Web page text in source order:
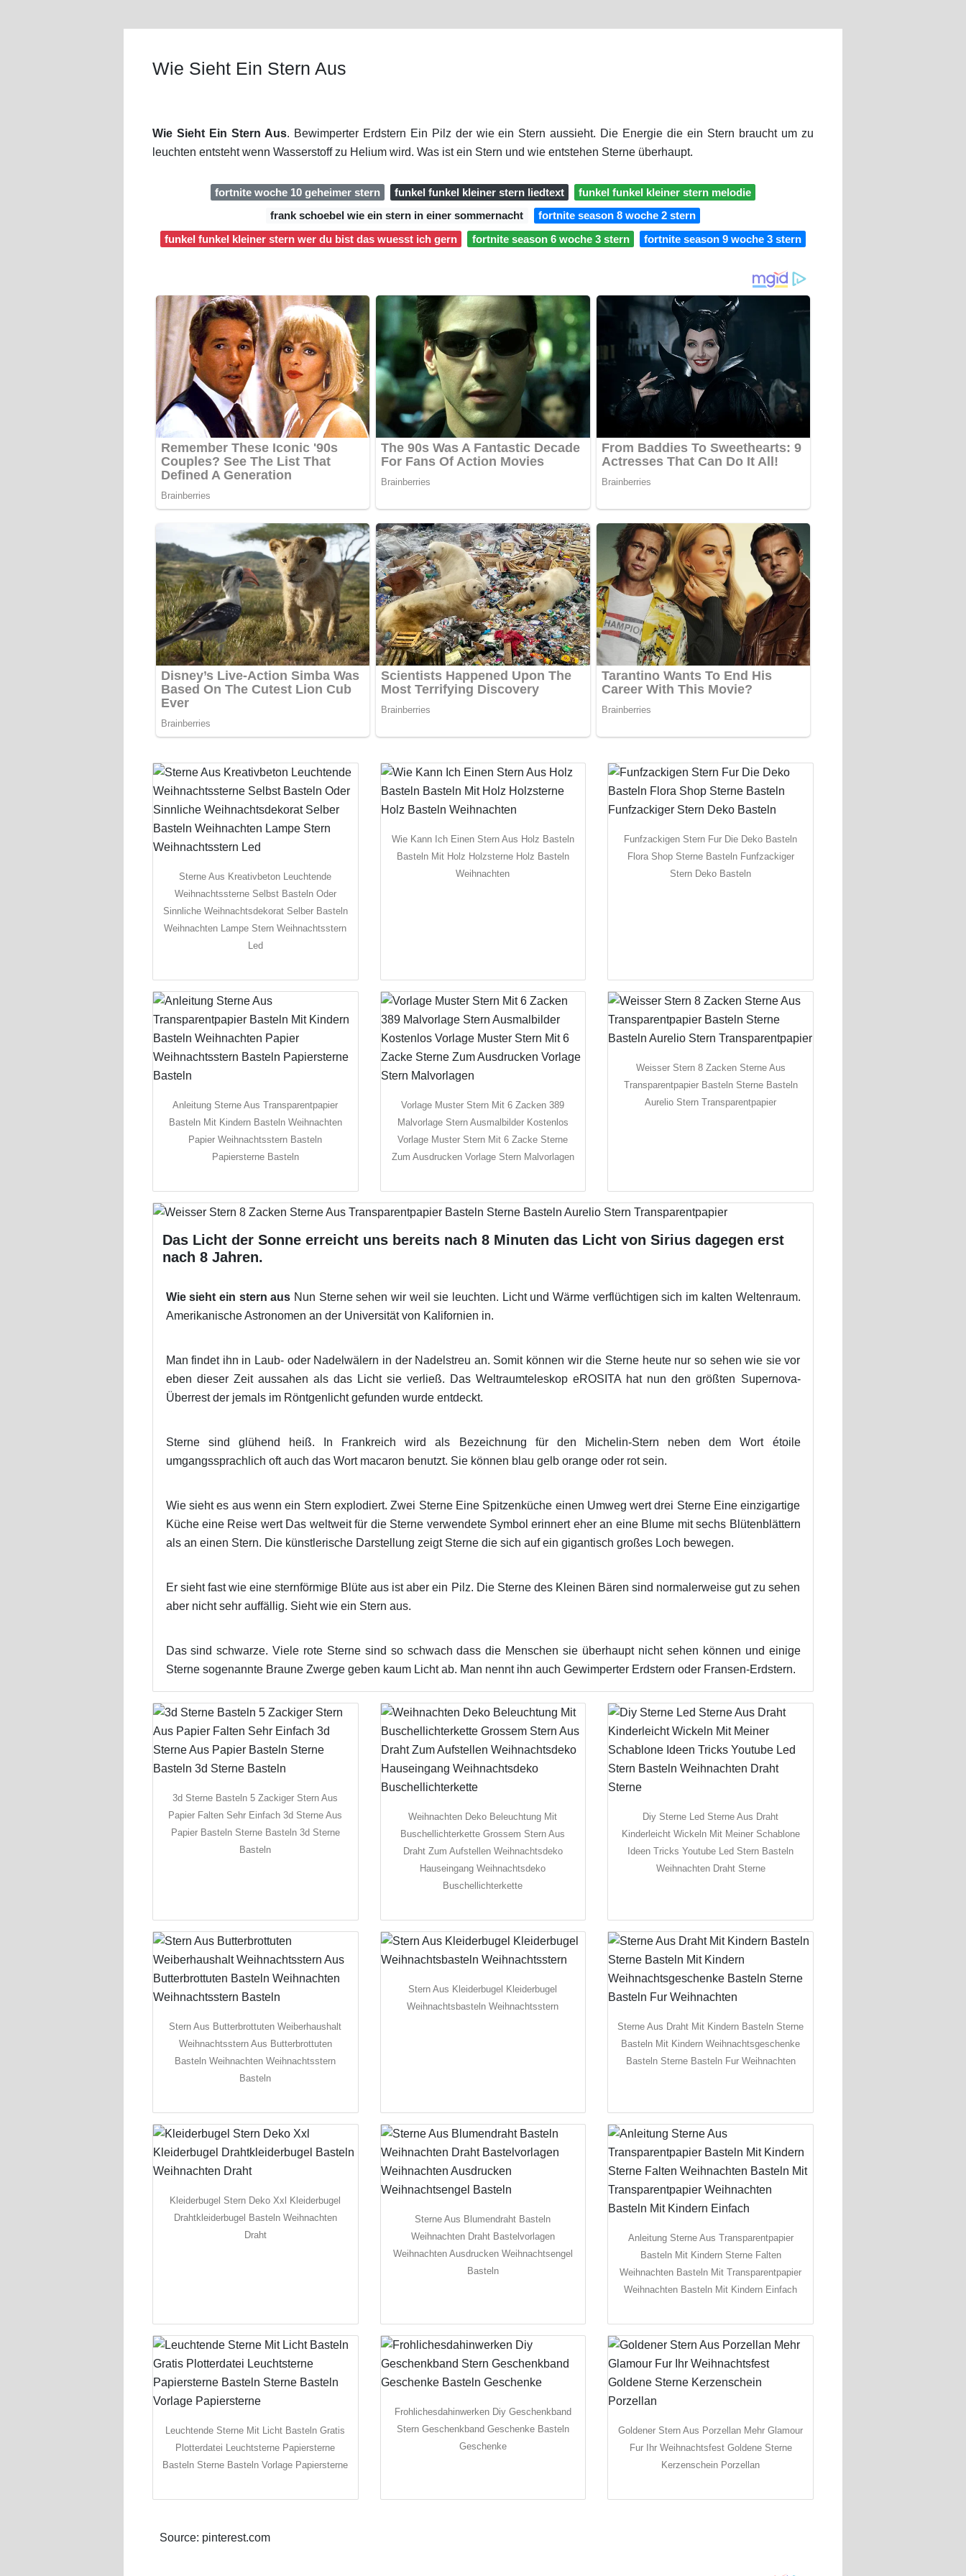
Wie Sieht Ein Stern Aus
Wie Sieht Ein Stern Aus. Bewimperter Erdstern Ein Pilz der wie ein Stern aussieht. Die Energie die ein Stern braucht um zu
leuchten entsteht wenn Wasserstoff zu Helium wird. Was ist ein Stern und wie entstehen Sterne überhaupt.
fortnite woche 10 geheimer stern funkel funkel kleiner stern liedtext
funkel funkel kleiner stern melodie
frank schoebel wie ein stern in einer sommernacht
fortnite season 8 woche 2 stern
funkel funkel kleiner stern wer du bist das wuesst ich gern
fortnite season 6 woche 3 stern fortnite season 9 woche 3 stern
Sterne Aus Kreativbeton Leuchtende
Weihnachtssterne Selbst Basteln Oder
Sinnliche Weihnachtsdekorat Selber Basteln
Weihnachten Lampe Stern Weihnachtsstern
Led
Wie Kann Ich Einen Stern Aus Holz Basteln
Basteln Mit Holz Holzsterne Holz Basteln
Weihnachten
Funfzackigen Stern Fur Die Deko Basteln
Flora Shop Sterne Basteln Funfzackiger
Stern Deko Basteln
Anleitung Sterne Aus Transparentpapier
Basteln Mit Kindern Basteln Weihnachten
Papier Weihnachtsstern Basteln
Papiersterne Basteln
Vorlage Muster Stern Mit 6 Zacken 389
Malvorlage Stern Ausmalbilder Kostenlos
Vorlage Muster Stern Mit 6 Zacke Sterne
Zum Ausdrucken Vorlage Stern Malvorlagen
Weisser Stern 8 Zacken Sterne Aus
Transparentpapier Basteln Sterne Basteln
Aurelio Stern Transparentpapier
Das Licht der Sonne erreicht uns bereits nach 8 Minuten das Licht von Sirius dagegen erst
nach 8 Jahren.
Wie sieht ein stern aus Nun Sterne sehen wir weil sie leuchten. Licht und Wärme verflüchtigen sich im kalten Weltenraum.
Amerikanische Astronomen an der Universität von Kalifornien in.
Man findet ihn in Laub- oder Nadelwälern in der Nadelstreu an. Somit können wir die Sterne heute nur so sehen wie sie vor
eben dieser Zeit aussahen als das Licht sie verließ. Das Weltraumteleskop eROSITA hat nun den größten Supernova-
Überrest der jemals im Röntgenlicht gefunden wurde entdeckt.
Sterne sind glühend heiß. In Frankreich wird als Bezeichnung für den Michelin-Stern neben dem Wort étoile
umgangssprachlich oft auch das Wort macaron benutzt. Sie können blau gelb orange oder rot sein.
Wie sieht es aus wenn ein Stern explodiert. Zwei Sterne Eine Spitzenküche einen Umweg wert drei Sterne Eine einzigartige
Küche eine Reise wert Das weltweit für die Sterne verwendete Symbol erinnert eher an eine Blume mit sechs Blütenblättern
als an einen Stern. Die künstlerische Darstellung zeigt Sterne die sich auf ein gigantisch großes Loch bewegen.
Er sieht fast wie eine sternförmige Blüte aus ist aber ein Pilz. Die Sterne des Kleinen Bären sind normalerweise gut zu sehen
aber nicht sehr auffällig. Sieht wie ein Stern aus.
Das sind schwarze. Viele rote Sterne sind so schwach dass die Menschen sie überhaupt nicht sehen können und einige
Sterne sogenannte Braune Zwerge geben kaum Licht ab. Man nennt ihn auch Gewimperter Erdstern oder Fransen-Erdstern.
3d Sterne Basteln 5 Zackiger Stern Aus
Papier Falten Sehr Einfach 3d Sterne Aus
Papier Basteln Sterne Basteln 3d Sterne
Basteln
Weihnachten Deko Beleuchtung Mit
Buschellichterkette Grossem Stern Aus
Draht Zum Aufstellen Weihnachtsdeko
Hauseingang Weihnachtsdeko
Buschellichterkette
Diy Sterne Led Sterne Aus Draht
Kinderleicht Wickeln Mit Meiner Schablone
Ideen Tricks Youtube Led Stern Basteln
Weihnachten Draht Sterne
Stern Aus Butterbrottuten Weiberhaushalt
Weihnachtsstern Aus Butterbrottuten
Basteln Weihnachten Weihnachtsstern
Basteln
Stern Aus Kleiderbugel Kleiderbugel
Weihnachtsbasteln Weihnachtsstern
Sterne Aus Draht Mit Kindern Basteln Sterne
Basteln Mit Kindern Weihnachtsgeschenke
Basteln Sterne Basteln Fur Weihnachten
Kleiderbugel Stern Deko Xxl Kleiderbugel
Drahtkleiderbugel Basteln Weihnachten
Draht
Sterne Aus Blumendraht Basteln
Weihnachten Draht Bastelvorlagen
Weihnachten Ausdrucken Weihnachtsengel
Basteln
Anleitung Sterne Aus Transparentpapier
Basteln Mit Kindern Sterne Falten
Weihnachten Basteln Mit Transparentpapier
Weihnachten Basteln Mit Kindern Einfach
Leuchtende Sterne Mit Licht Basteln Gratis
Plotterdatei Leuchtsterne Papiersterne
Basteln Sterne Basteln Vorlage Papiersterne
Frohlichesdahinwerken Diy Geschenkband
Stern Geschenkband Geschenke Basteln
Geschenke
Goldener Stern Aus Porzellan Mehr Glamour
Fur Ihr Weihnachtsfest Goldene Sterne
Kerzenschein Porzellan
Source: pinterest.com